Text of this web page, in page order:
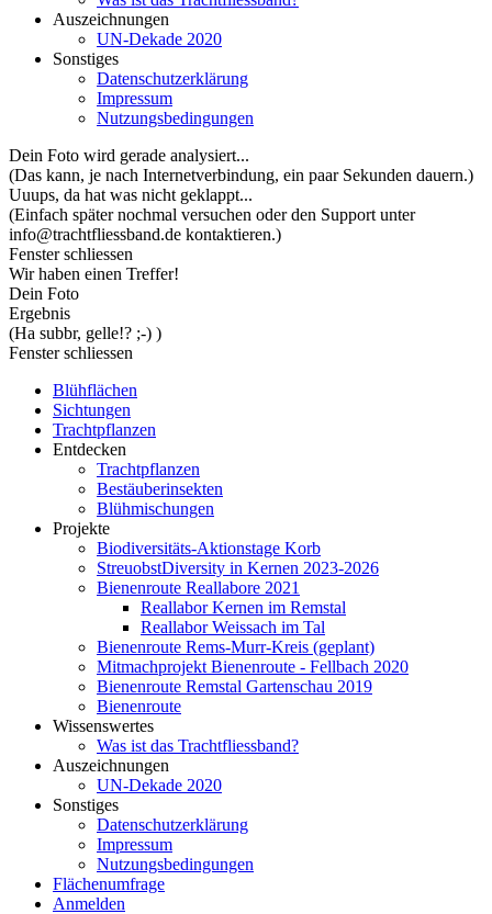
Auszeichnungen
UN-Dekade 2020
Sonstiges
Datenschutzerklärung
Impressum
Nutzungsbedingungen
Dein Foto wird gerade analysiert...
(Das kann, je nach Internetverbindung, ein paar Sekunden dauern.)
Uuups, da hat was nicht geklappt...
(Einfach später nochmal versuchen oder den Support unter
info@trachtfliessband.de kontaktieren.)
Fenster schliessen
Wir haben einen Treffer!
Dein Foto
Ergebnis
(Ha subbr, gelle!? ;-) )
Fenster schliessen
Blühflächen
Sichtungen
Trachtpflanzen
Entdecken
Trachtpflanzen
Bestäuberinsekten
Blühmischungen
Projekte
Biodiversitäts-Aktionstage Korb
StreuobstDiversity in Kernen 2023-2026
Bienenroute Reallabore 2021
Reallabor Kernen im Remstal
Reallabor Weissach im Tal
Bienenroute Rems-Murr-Kreis (geplant)
Mitmachprojekt Bienenroute - Fellbach 2020
Bienenroute Remstal Gartenschau 2019
Bienenroute
Wissenswertes
Was ist das Trachtfliessband?
Auszeichnungen
UN-Dekade 2020
Sonstiges
Datenschutzerklärung
Impressum
Nutzungsbedingungen
Flächenumfrage
Anmelden